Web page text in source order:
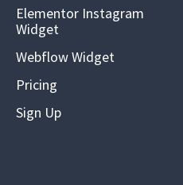
Elementor Instagram
Widget
Webflow Widget
Pricing
Sign Up